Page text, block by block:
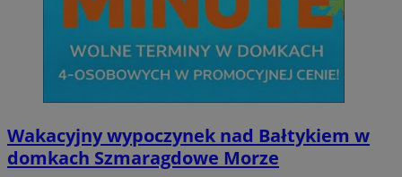
Wakacyjny wypoczynek nad Bałtykiem w
domkach Szmaragdowe Morze